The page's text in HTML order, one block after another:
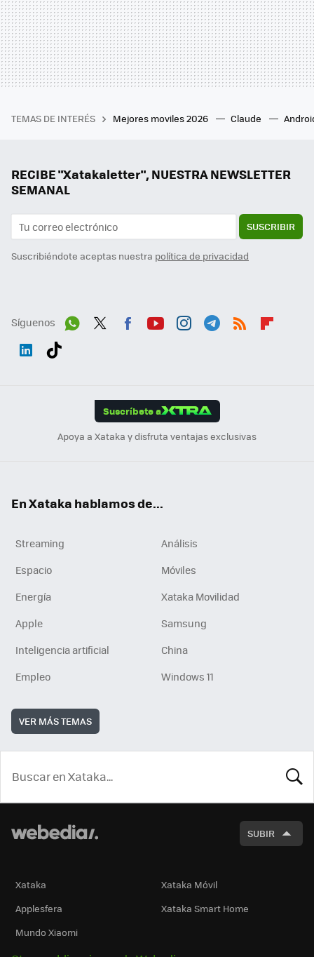
TEMAS DE INTERÉS Mejores moviles 2026 Claude
RECIBE "Xatakaletter", NUESTRA NEWSLETTER
SEMANAL
SUSCRIBIR
Suscribiéndote aceptas nuestra política de privacidad
Síguenos
Suscríbete a
Apoya a Xataka y disfruta ventajas exclusivas
En Xataka hablamos de...
Streaming
Análisis
Espacio
Móviles
Energía
Xataka Movilidad
Apple
Samsung
Inteligencia artificial
China
Empleo
Windows 11
VER MÁS TEMAS
SUBIR
Xataka
Xataka Móvil
Applesfera
Xataka Smart Home
Mundo Xiaomi